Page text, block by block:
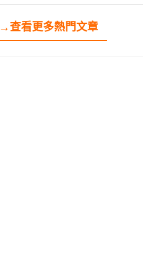
→查看更多熱門文章